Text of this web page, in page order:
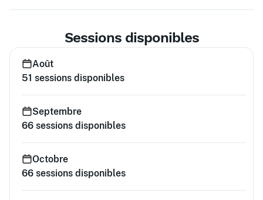
Sessions disponibles
Août
51 sessions disponibles
Septembre
66 sessions disponibles
Octobre
66 sessions disponibles